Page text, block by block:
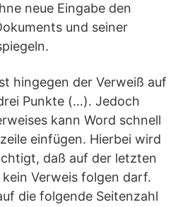
neue Eingabe den
und seiner
hingegen der Verweiß auf
Punkte (…). Jedoch
kann Word schnell
einfügen. Hierbei wird
daß auf der letzten
Verweis folgen darf.
die folgende Seitenzahl